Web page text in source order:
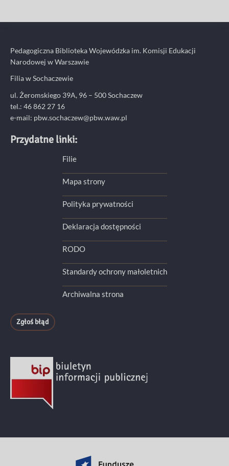
Pedagogiczna Biblioteka Wojewódzka im. Komisji Edukacji
Narodowej w Warszawie
Filia w Sochaczewie
ul. Żeromskiego 39A, 96 – 500 Sochaczew
tel.: 46 862 27 16
e-mail: pbw.sochaczew@pbw.waw.pl
Przydatne linki:
Filie
Mapa strony
Polityka prywatności
Deklaracja dostępności
RODO
Standardy ochrony małoletnich
Archiwalna strona
Zgłoś błąd